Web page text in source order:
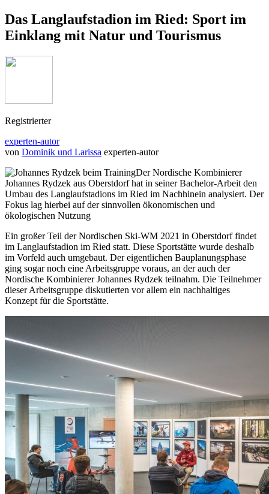
Das Langlaufstadion im Ried: Sport im
Einklang mit Natur und Tourismus
Registrierter
experten-autor
von Dominik und Larissa experten-autor
Der Nordische Kombinierer
Johannes Rydzek aus Oberstdorf hat in seiner Bachelor-Arbeit den
Umbau des Langlaufstadions im Ried im Nachhinein analysiert. Der
Fokus lag hierbei auf der sinnvollen ökonomischen und
ökologischen Nutzung
Ein großer Teil der Nordischen Ski-WM 2021 in Oberstdorf findet
im Langlaufstadion im Ried statt. Diese Sportstätte wurde deshalb
im Vorfeld auch umgebaut. Der eigentlichen Bauplanungsphase
ging sogar noch eine Arbeitsgruppe voraus, an der auch der
Nordische Kombinierer Johannes Rydzek teilnahm. Die Teilnehmer
dieser Arbeitsgruppe diskutierten vor allem ein nachhaltiges
Konzept für die Sportstätte.